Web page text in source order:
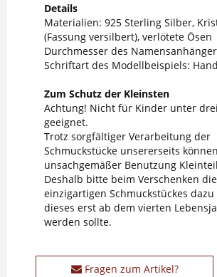
Details
Materialien: 925 Sterling Silber,
(Fassung versilbert), verlötete Ösen
Durchmesser des
Schriftart des Modellbeispiels:
Zum Schutz der Kleinsten
Achtung! Nicht für Kinder unter
geeignet.
Trotz sorgfältiger Verarbeitung der
Schmuckstücke unsererseits
unsachgemäßer Benutzung
Deshalb bitte beim Verschenken
einzigartigen Schmuckstückes dazu
dieses erst ab dem vierten
werden sollte.
Fragen zum Artikel?